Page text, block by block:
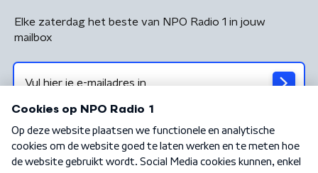
Elke zaterdag het beste van NPO Radio 1 in jouw
mailbox
Algemene voorwaarden